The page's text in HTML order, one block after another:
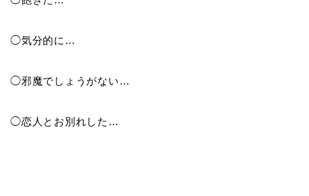
◯気分的に…
◯邪魔でしょうがない…
◯恋人とお別れした…